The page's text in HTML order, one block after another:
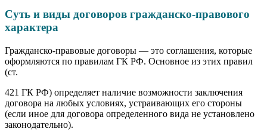
Суть и виды договоров гражданско-правового
характера
Гражданско-правовые договоры — это соглашения, которые
оформляются по правилам ГК РФ. Основное из этих правил
(ст.
421 ГК РФ) определяет наличие возможности заключения
договора на любых условиях, устраивающих его стороны
(если иное для договора определенного вида не установлено
законодательно).